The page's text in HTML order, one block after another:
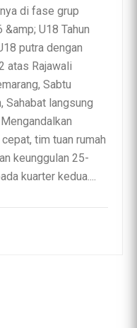
di fase grup
U18 Tahun
putra dengan
atas Rajawali
Sabtu
Sahabat langsung
tim tuan rumah
keunggulan 25-
kuarter kedua....